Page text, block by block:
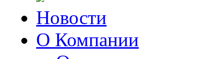
Новости
О Компании